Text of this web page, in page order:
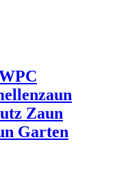
Zaun
Garten